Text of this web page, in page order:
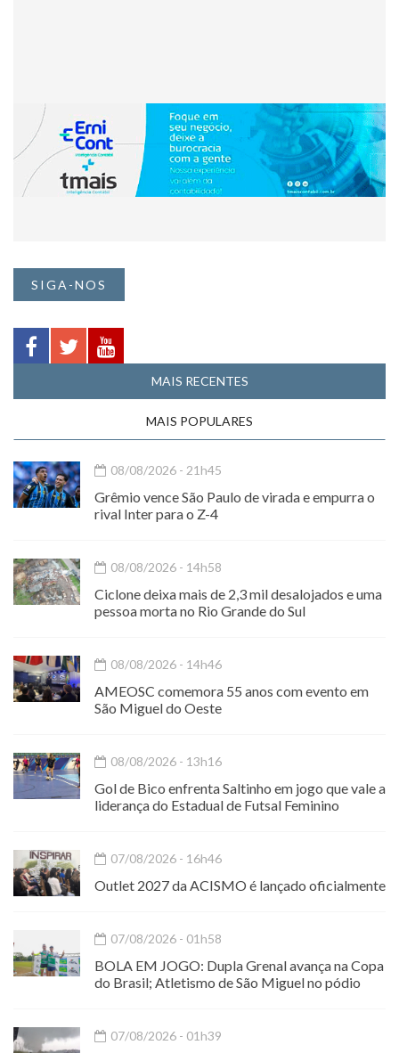
SIGA-NOS
MAIS RECENTES
MAIS POPULARES
08/08/2026 - 21h45
Grêmio vence São Paulo de virada e empurra o
rival Inter para o Z-4
08/08/2026 - 14h58
Ciclone deixa mais de 2,3 mil desalojados e uma
pessoa morta no Rio Grande do Sul
08/08/2026 - 14h46
AMEOSC comemora 55 anos com evento em
São Miguel do Oeste
08/08/2026 - 13h16
Gol de Bico enfrenta Saltinho em jogo que vale a
liderança do Estadual de Futsal Feminino
07/08/2026 - 16h46
Outlet 2027 da ACISMO é lançado oficialmente
07/08/2026 - 01h58
BOLA EM JOGO: Dupla Grenal avança na Copa
do Brasil; Atletismo de São Miguel no pódio
07/08/2026 - 01h39